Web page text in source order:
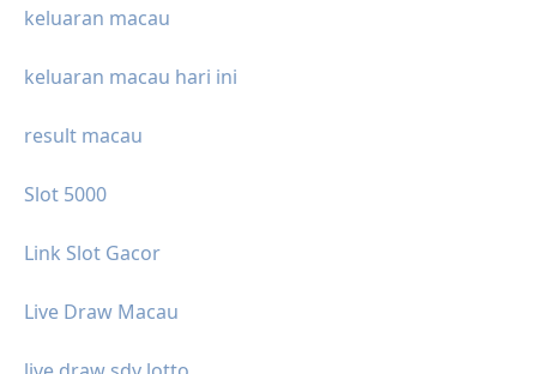
keluaran macau
keluaran macau hari ini
result macau
Slot 5000
Link Slot Gacor
Live Draw Macau